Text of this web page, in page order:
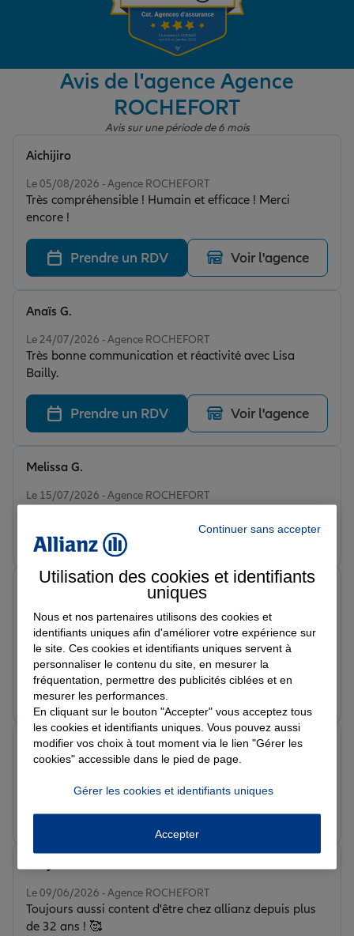
Garantie des accidents de la vie
Assurance scolaire
Protection juridique
Retraite
Tous nos devis d'assurance
Avis de l'agence Agence
ROCHEFORT
Avis sur une période de 6 mois
Le 05/08/2026 - Agence ROCHEFORT
Très compréhensible ! Humain et efficace ! Merci
encore !
Aichijiro
Prendre un RDV Voir l'agence
Le 24/07/2026 - Agence ROCHEFORT
Très bonne communication et réactivité avec Lisa
Bailly.
Anaïs G.
Prendre un RDV Voir l'agence
Le 15/07/2026 - Agence ROCHEFORT
Melissa G.
Prendre un RDV Voir l'agence
Le 12/07/2026 - Agence ROCHEFORT
Très professionnelle, agréable, donne de bons conseils,
propose ce qui nous correspond, parfaite, je
recommande
Prendre un RDV
Note de 5 sur 5
faruk t.
Prendre un RDV Voir l'agence
Le 09/06/2026 - Agence ROCHEFORT
Toujours aussi content d'être chez allianz depuis plus
de 32 ans ! 🥰
Tony M.
Continuer sans accepter
Utilisation des cookies et identifiants
uniques
Nous et nos partenaires utilisons des cookies et
identifiants uniques afin d'améliorer votre expérience sur
le site. Ces cookies et identifiants uniques servent à
personnaliser le contenu du site, en mesurer la
fréquentation, permettre des publicités ciblées et en
mesurer les performances.
En cliquant sur le bouton "Accepter" vous acceptez tous
les cookies et identifiants uniques. Vous pouvez aussi
modifier vos choix à tout moment via le lien "Gérer les
cookies" accessible dans le pied de page.
Gérer les cookies et identifiants uniques
Accepter